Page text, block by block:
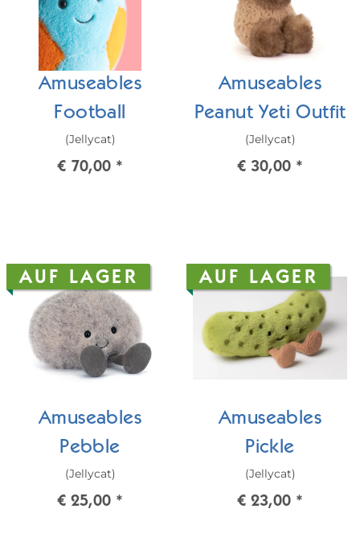
Amuseables
Football
(Jellycat)
€ 70,00 *
Amuseables
Peanut Yeti Outfit
(Jellycat)
€ 30,00 *
AUF LAGER
Amuseables
Pebble
(Jellycat)
€ 25,00 *
AUF LAGER
Amuseables
Pickle
(Jellycat)
€ 23,00 *